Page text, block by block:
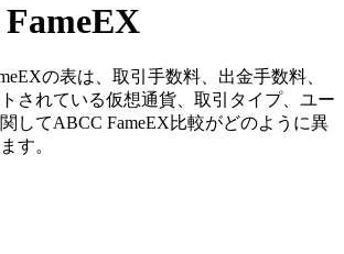
の表は、取引手数料、出金手数料、
されている仮想通貨、取引タイプ、ユー
してABCC FameEX比較がどのように異
す。